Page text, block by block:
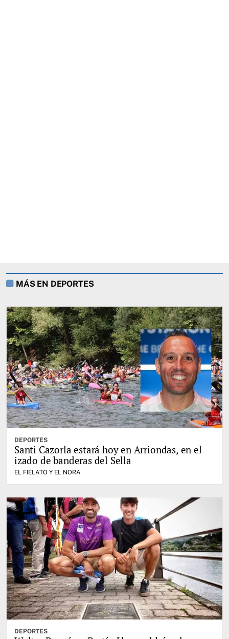
MÁS EN DEPORTES
DEPORTES
Santi Cazorla estará hoy en Arriondas, en el
izado de banderas del Sella
EL FIELATO Y EL NORA
DEPORTES